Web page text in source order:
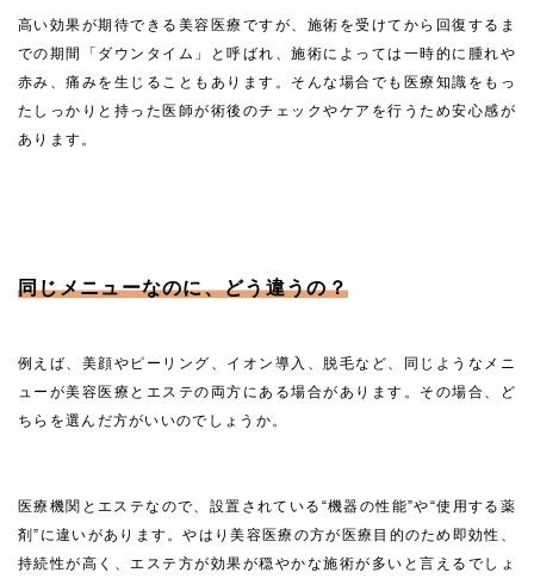
高い効果が期待できる美容医療ですが、施術を受けてから回復するま
での期間「ダウンタイム」と呼ばれ、施術によっては一時的に腫れや
赤み、痛みを生じることもあります。そんな場合でも医療知識をもっ
たしっかりと持った医師が術後のチェックやケアを行うため安心感が
あります。
同じメニューなのに、どう違うの？
例えば、美顔やピーリング、イオン導入、脱毛など、同じようなメニ
ューが美容医療とエステの両方にある場合があります。その場合、ど
ちらを選んだ方がいいのでしょうか。
医療機関とエステなので、設置されている“機器の性能”や“使用する薬
剤”に違いがあります。やはり美容医療の方が医療目的のため即効性、
持続性が高く、エステ方が効果が穏やかな施術が多いと言えるでしょ